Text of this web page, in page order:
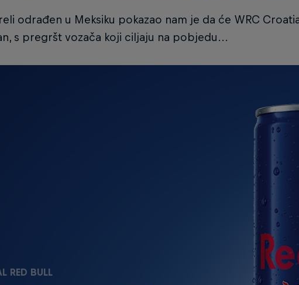
odrađen u Meksiku pokazao nam je da će WRC
s pregršt vozača koji ciljaju na pobjedu...
RED BULL